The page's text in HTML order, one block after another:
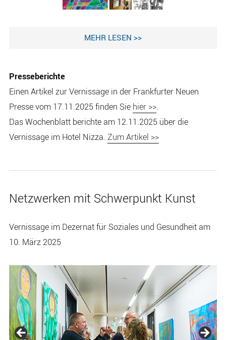
MEHR LESEN >>
Presseberichte
Einen Artikel zur Vernissage in der Frankfurter Neuen
Presse vom 17.11.2025 finden Sie hier >>.
Das Wochenblatt berichte am 12.11.2025 über die
Vernissage im Hotel Nizza. Zum Artikel >>
Netzwerken mit Schwerpunkt Kunst
Vernissage im Dezernat für Soziales und Gesundheit am
10. März 2025